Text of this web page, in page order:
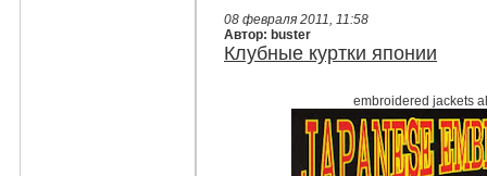
08 февраля 2011, 11:58
Автор: buster
Клубные куртки японии
embroidered jackets